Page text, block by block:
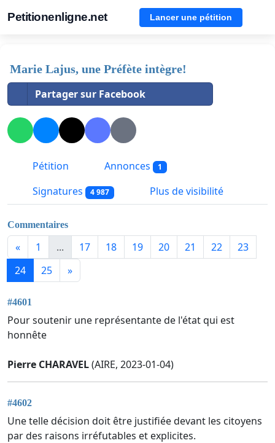
Petitionenligne.net Lancer une pétition
Marie Lajus, une Préfète intègre!
Partager sur Facebook
Pétition Annonces 1
Signatures 4 987 Plus de visibilité
Commentaires
« 1 ... 17 18 19 20 21 22
23
24
25 »
#4601
Pour soutenir une représentante de l'état qui est
honnête
Pierre CHARAVEL(AIRE, 2023-01-04)
#4602
Une telle décision doit être justifiée devant les citoyens
par des raisons irréfutables et explicites.